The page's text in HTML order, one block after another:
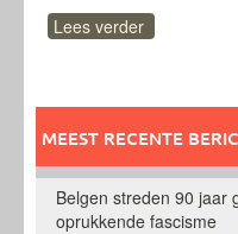
Lees verder
MEEST RECENTE
Belgen streden 90 jaar
oprukkende fascisme